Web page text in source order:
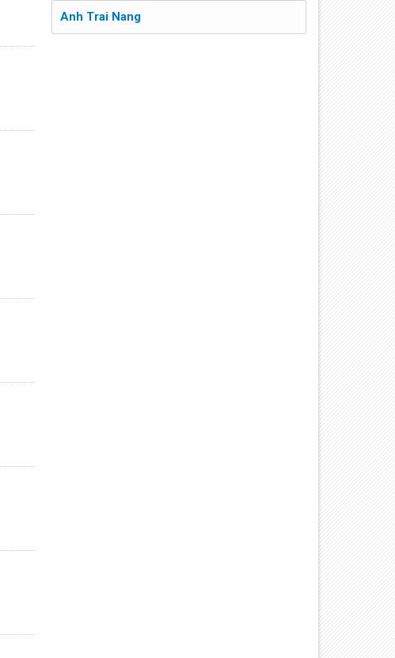
Anh Trai Nang